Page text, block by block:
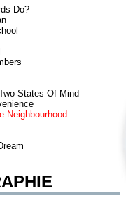
Do?
States Of Mind
Neighbourhood